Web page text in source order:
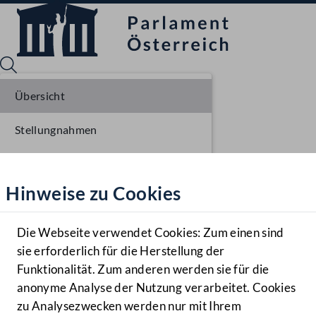
Hilfe
Benutzer
Navigationsmenü öffnen
MENÜ
Hinweise zu Cookies
Die Webseite verwendet Cookies: Zum einen sind
sie erforderlich für die Herstellung der
Funktionalität. Zum anderen werden sie für die
anonyme Analyse der Nutzung verarbeitet. Cookies
zu Analysezwecken werden nur mit Ihrem
Übersicht
Stellungnahmen
Einlangen NR
Plenarberatungen NR
Einlangen BR
Ausschussberatungen BR